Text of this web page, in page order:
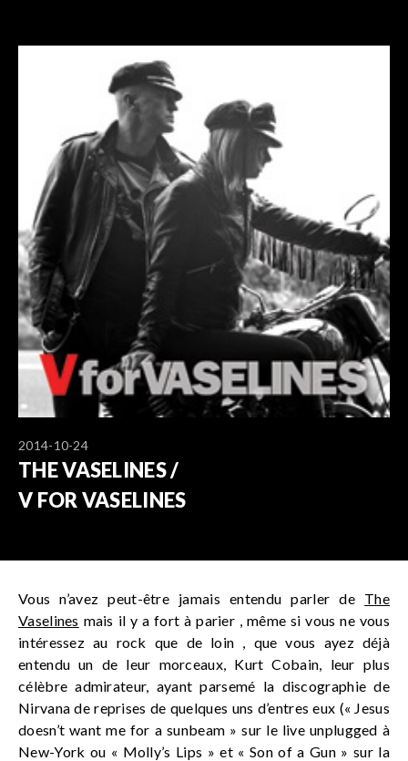
2014-10-24
THE VASELINES /
V FOR VASELINES
Vous n’avez peut-être jamais entendu parler de The
Vaselines mais il y a fort à parier , même si vous ne vous
intéressez au rock que de loin , que vous ayez déjà
entendu un de leur morceaux, Kurt Cobain, leur plus
célèbre admirateur, ayant parsemé la discographie de
Nirvana de reprises de quelques uns d’entres eux (« Jesus
doesn’t want me for a sunbeam » sur le live unplugged à
New-York ou « Molly’s Lips » et « Son of a Gun » sur la